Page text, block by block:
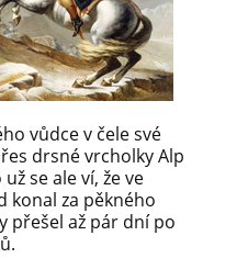
vůdce v čele své
drsné vrcholky Alp
se ale ví, že ve
konal za pěkného
přešel až pár dní po